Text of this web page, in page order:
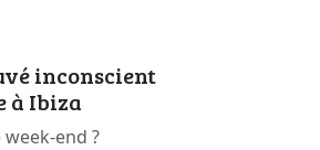
inconscient
à Ibiza
end ?